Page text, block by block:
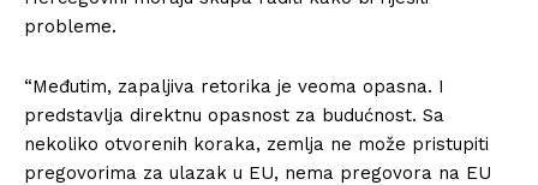
probleme.
“Međutim, zapaljiva retorika je veoma opasna. I
predstavlja direktnu opasnost za budućnost. Sa
nekoliko otvorenih koraka, zemlja ne može pristupiti
pregovorima za ulazak u EU, nema pregovora na EU